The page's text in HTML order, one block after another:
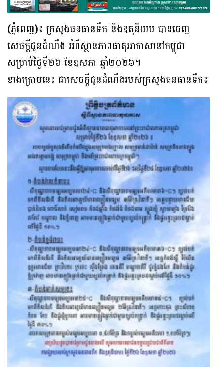
(ភ្នំពេញ)៖ ក្រសួងធនធានទឹក និងឧតុនិយម បានចេញ
សេចក្តីជូនដំណឹង អំពីស្ថានភាពធាតុអាកាសនៅកម្ពុជា
សម្រាប់ថ្ងៃទី២៦ ខែឧសភា ឆ្នាំ២០២៦។
ខាងក្រោមនេះ ជាសេចក្តីជូនដំណឹងរបស់ក្រសួងធនធានទឹក៖